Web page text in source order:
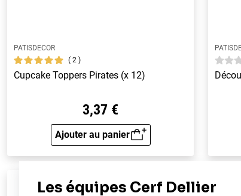
PATISDECOR
2
Cupcake Toppers Pirates (x 12)
3,37 €
Ajouter au panier
Aperçu rapide